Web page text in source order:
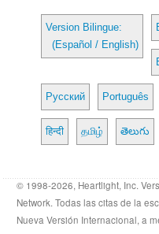
Version Bilingue:
(Español / English)
Русский Português
हिन्दी தமிழ் తెలుగు
© 1998-2026, Heartlight, Inc.
Network. Todas las citas de la
Nueva Versión Internacional, a